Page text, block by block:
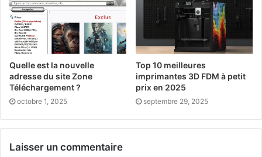
Quelle est la nouvelle
adresse du site Zone
Téléchargement ?
octobre 1, 2025
Top 10 meilleures
imprimantes 3D FDM à petit
prix en 2025
septembre 29, 2025
Laisser un commentaire